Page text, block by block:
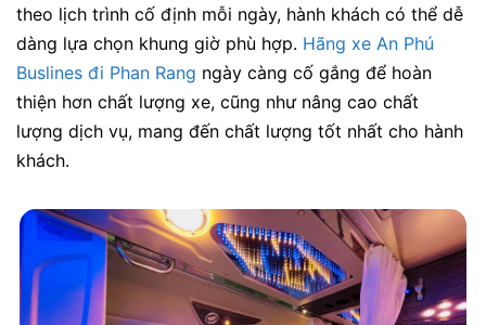
theo lịch trình cố định mỗi ngày, hành khách có thể dễ
dàng lựa chọn khung giờ phù hợp. Hãng xe An Phú
Buslines đi Phan Rang ngày càng cố gắng để hoàn
thiện hơn chất lượng xe, cũng như nâng cao chất
lượng dịch vụ, mang đến chất lượng tốt nhất cho hành
khách.